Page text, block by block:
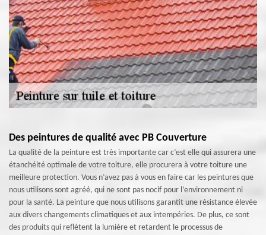
Des peintures de qualité avec PB Couverture
La qualité de la peinture est très importante car c’est elle qui assurera une
étanchéité optimale de votre toiture, elle procurera à votre toiture une
meilleure protection. Vous n’avez pas à vous en faire car les peintures que
nous utilisons sont agréé, qui ne sont pas nocif pour l’environnement ni
pour la santé. La peinture que nous utilisons garantit une résistance élevée
aux divers changements climatiques et aux intempéries. De plus, ce sont
des produits qui reflètent la lumière et retardent le processus de